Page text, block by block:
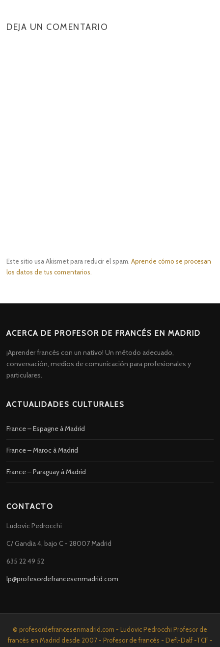
DEJA UN COMENTARIO
Este sitio usa Akismet para reducir el spam.Aprende cómo se procesan
los datos de tus comentarios.
ACERCA DE PROFESOR DE FRANCÉS EN MADRID
¡Aprender francés con un nativo! Un método adecuado,
conversación, medios de comunicación para profesionales y
particulares.
ACTUALIDADES CULTURALES
France – Espagne à Madrid
France – Maroc à Madrid
France – Paraguay à Madrid
CONTACTO
Ludovic Pedrocchi
C/ Gandia 4, bajo C - 28007 Madrid
635 22 49 52
lp@profesordefrancesenmadrid.com
© profesordefrancesenmadrid.com - Ludovic Pedrocchi Profesor de
francés en Madrid desde 2007 - Profesor de francés - Defl-Dalf -TCF -